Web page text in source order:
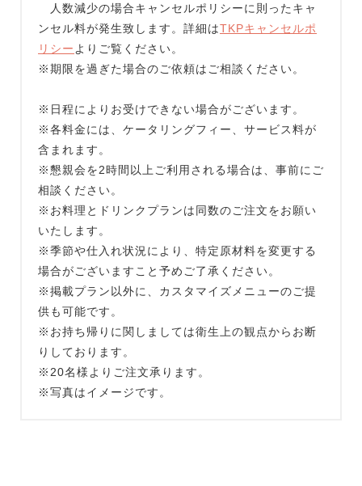
人数減少の場合キャンセルポリシーに則ったキャ
ンセル料が発生致します。詳細はTKPキャンセルポ
リシー よりご覧ください。
※期限を過ぎた場合のご依頼はご相談ください。
※日程によりお受けできない場合がございます。
※各料金には、ケータリングフィー、サービス料が
含まれます。
※懇親会を2時間以上ご利用される場合は、事前にご
相談ください。
※お料理とドリンクプランは同数のご注文をお願い
いたします。
※季節や仕入れ状況により、特定原材料を変更する
場合がございますこと予めご了承ください。
※掲載プラン以外に、カスタマイズメニューのご提
供も可能です。
※お持ち帰りに関しましては衛生上の観点からお断
りしております。
※20名様よりご注文承ります。
※写真はイメージです。